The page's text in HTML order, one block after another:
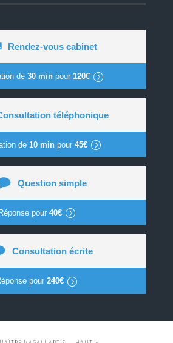
Rendez-vous cabinet
de 30 minpour 120€
téléphonique
de 10 min pour 45€
Question simple
Réponse pour 40€
Consultation écrite
pour 240€